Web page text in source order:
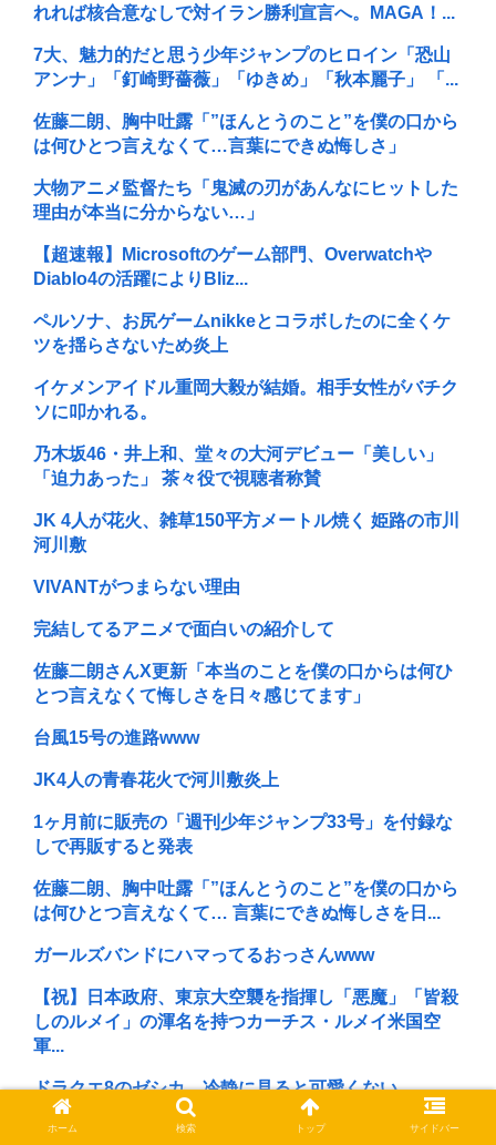
れれば核合意なしで対イラン勝利宣言へ。MAGA！...
7大、魅力的だと思う少年ジャンプのヒロイン「恐山
アンナ」「釘崎野薔薇」「ゆきめ」「秋本麗子」 「...
佐藤二朗、胸中吐露「”ほんとうのこと”を僕の口から
は何ひとつ言えなくて…言葉にできぬ悔しさ」
大物アニメ監督たち「鬼滅の刃があんなにヒットした
理由が本当に分からない…」
【超速報】Microsoftのゲーム部門、Overwatchや
Diablo4の活躍によりBliz...
ペルソナ、お尻ゲームnikkeとコラボしたのに全くケ
ツを揺らさないため炎上
イケメンアイドル重岡大毅が結婚。相手女性がバチク
ソに叩かれる。
乃木坂46・井上和、堂々の大河デビュー「美しい」
「迫力あった」 茶々役で視聴者称賛
JK 4人が花火、雑草150平方メートル焼く 姫路の市川
河川敷
VIVANTがつまらない理由
完結してるアニメで面白いの紹介して
佐藤二朗さんX更新「本当のことを僕の口からは何ひ
とつ言えなくて悔しさを日々感じてます」
台風15号の進路www
JK4人の青春花火で河川敷炎上
1ヶ月前に販売の「週刊少年ジャンプ33号」を付録な
しで再販すると発表
佐藤二朗、胸中吐露「”ほんとうのこと”を僕の口から
は何ひとつ言えなくて… 言葉にできぬ悔しさを日...
ガールズバンドにハマってるおっさんwww
【祝】日本政府、東京大空襲を指揮し「悪魔」「皆殺
しのルメイ」の渾名を持つカーチス・ルメイ米国空
軍...
ドラクエ8のゼシカ、冷静に見ると可愛くない
「ワンピース型やスカート型も」東北で人気の浴衣は
ホーム 検索 トップ サイドバー